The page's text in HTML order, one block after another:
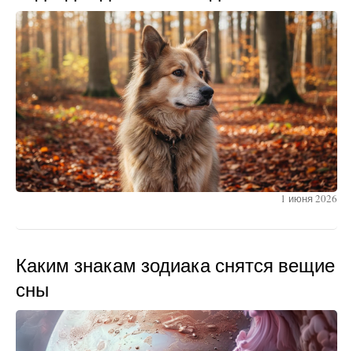
1 июня 2026
Каким знакам зодиака снятся вещие
сны